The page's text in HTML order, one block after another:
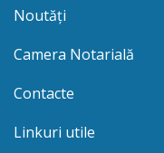
Noutăți
Camera Notarială
Contacte
Linkuri utile